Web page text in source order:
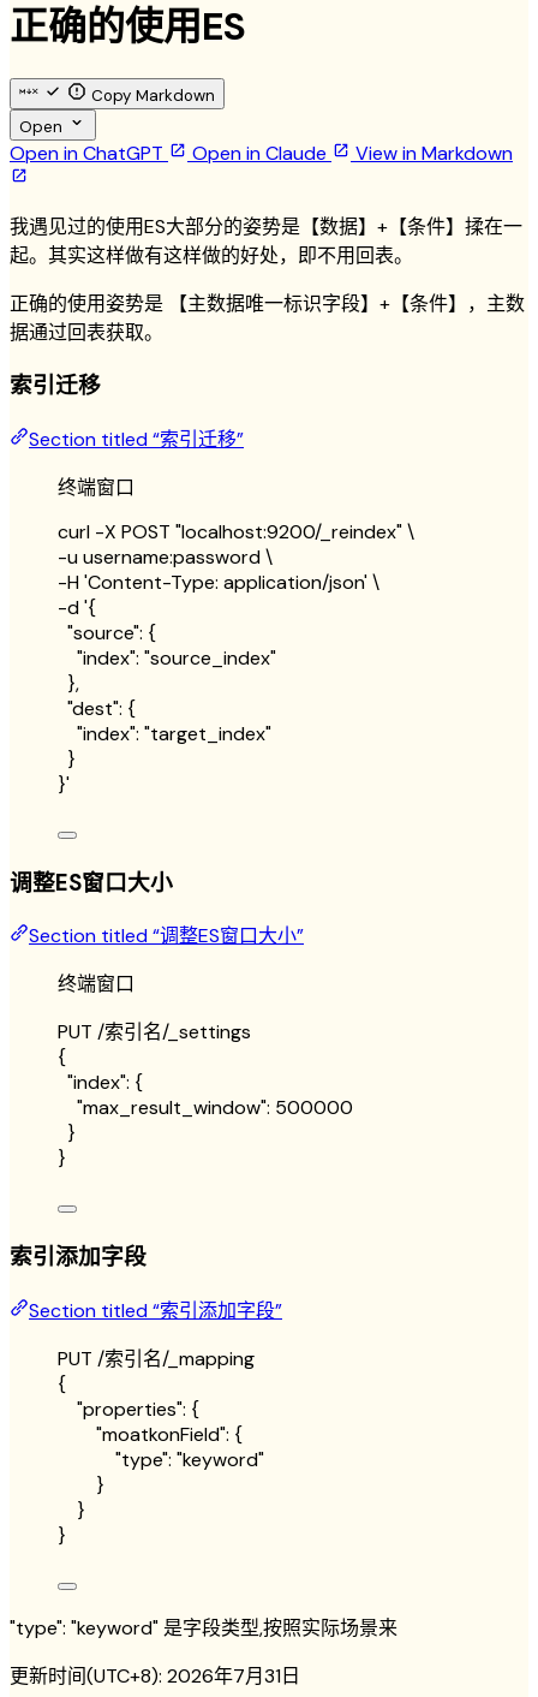
正确的使用ES
Copy Markdown
Open
Open in ChatGPT Open in Claude View in Markdown
我遇见过的使用ES大部分的姿势是【数据】+【条件】揉在一
起。其实这样做有这样做的好处，即不用回表。
正确的使用姿势是 【主数据唯一标识字段】+【条件】，主数
据通过回表获取。
索引迁移
Section titled “索引迁移”
终端窗口
curl -X POST "localhost:9200/_reindex"\
-u username:password\
-H 'Content-Type: application/json'\
-d '{
"source": {
"index": "source_index"
},
"dest": {
"index": "target_index"
}
}'
调整ES窗口大小
Section titled “调整ES窗口大小”
终端窗口
PUT /索引名/_settings
{
"index": {
"max_result_window": 500000
}
}
索引添加字段
Section titled “索引添加字段”
PUT /索引名/_mapping
{
"properties": {
"moatkonField": {
"type": "keyword"
}
}
}
"type": "keyword" 是字段类型,按照实际场景来
更新时间(UTC+8): 2026年7月31日